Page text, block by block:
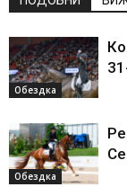
Обездка
Обездка